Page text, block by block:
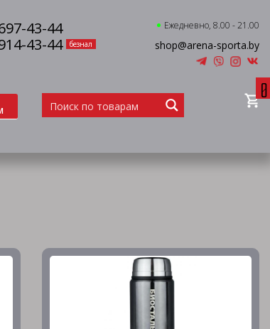
43-44
43-44 безнал
Ежедневно, 8.00 - 21.00
shop@arena-sporta.by
0